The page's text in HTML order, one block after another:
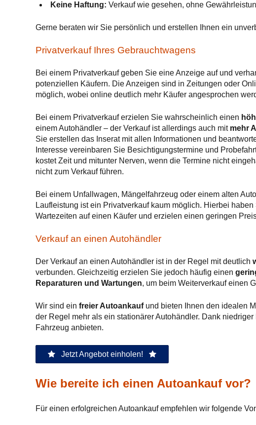
Keine Haftung: Verkauf wie gesehen, ohne
Gerne beraten wir Sie persönlich und erstellen Ihnen ein
Privatverkauf Ihres Gebrauchtwagens
Bei einem Privatverkauf geben Sie eine Anzeige auf und
potenziellen Käufern. Die Anzeigen sind in Zeitungen oder
möglich, wobei online deutlich mehr Käufer angesprochen
Bei einem Privatverkauf erzielen Sie wahrscheinlich einen
einem Autohändler – der Verkauf ist allerdings auch mit mehr
Sie erstellen das Inserat mit allen Informationen und
Interesse vereinbaren Sie Besichtigungstermine und
kostet Zeit und mitunter Nerven, wenn die Termine nicht
nicht zum Verkauf führen.
Bei einem Unfallwagen, Mängelfahrzeug oder einem alten
Laufleistung ist ein Privatverkauf kaum möglich. Hierbei
Wartezeiten auf einen Käufer und erzielen einen geringen
Verkauf an einen Autohändler
Der Verkauf an einen Autohändler ist in der Regel mit deutlich
verbunden. Gleichzeitig erzielen Sie jedoch häufig einen
Reparaturen und Wartungen, um beim Weiterverkauf einen
Wir sind ein freier Autoankaufund bieten Ihnen den idealen
der Regel mehr als ein stationärer Autohändler. Dank
Fahrzeug anbieten.
Jetzt Angebot einholen!
Wie bereite ich einen Autoankauf vor?
Für einen erfolgreichen Autoankauf empfehlen wir folgende